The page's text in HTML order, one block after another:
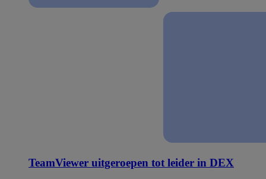
TeamViewer uitgeroepen tot leider in DEX